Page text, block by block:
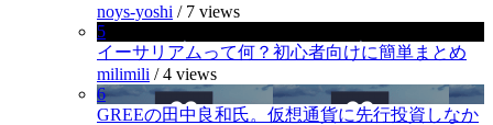
noys-yoshi / 7 views
5
イーサリアムって何？初心者向けに簡単まとめ
milimili /4 views
6
GREEの田中良和氏。仮想通貨に先行投資しなか